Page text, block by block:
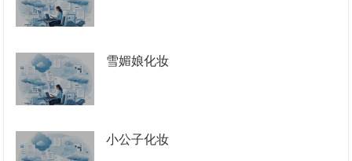
雪媚娘化妆
小公子化妆